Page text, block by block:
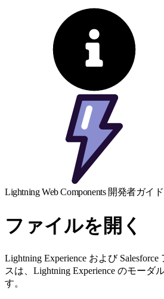
Lightning Web Components 開発者ガイド
ファイルを開く
Lightning Experience および
スは、Lightning Experience のモー
す。